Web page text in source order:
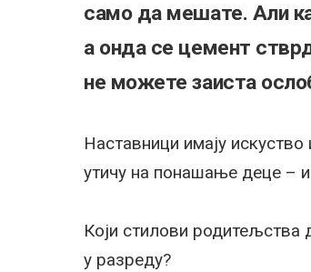
само да мешате. Али
а онда се цемент
не можете заиста
Наставници имају
утичу на понашање деце –
Који стилови
у разреду?